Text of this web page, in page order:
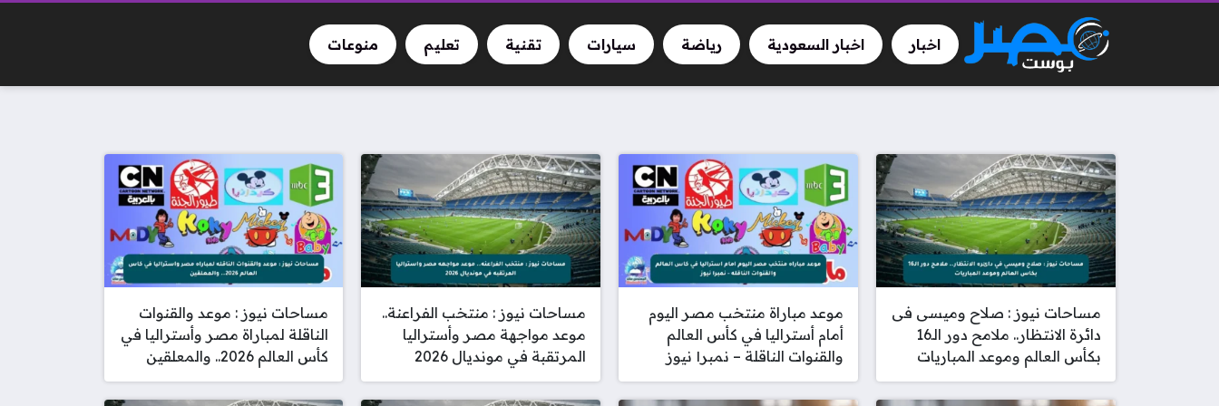
اخبار اخبار السعودية رياضة سيارات تقنية تعليم منوعات
مساحات نيوز : صلاح وميسى فى
دائرة الانتظار.. ملامح دور الـ16
بكأس العالم وموعد المباريات
موعد مباراة منتخب مصر اليوم
أمام أستراليا في كأس العالم
والقنوات الناقلة – نمبر١ نيوز
مساحات نيوز : منتخب الفراعنة..
موعد مواجهة مصر وأستراليا
المرتقبة في مونديال 2026
مساحات نيوز : موعد والقنوات
الناقلة لمباراة مصر وأستراليا في
كأس العالم 2026.. والمعلقين